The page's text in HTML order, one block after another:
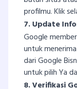
profilmu. Klik
7. Update
Google
untuk
dari Google
untuk pilih Ya
8. Verifikasi